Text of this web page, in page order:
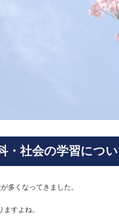
・社会の学習につ
多くなってきました。
すよね。